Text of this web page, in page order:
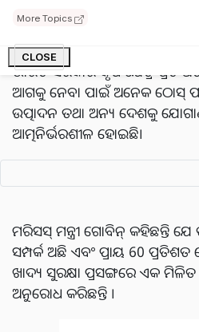
More Topics
CLOSE
ମଧ୍ୟ ଅଟେ ।
ତୋମାର କହିଛନ୍ତି ଯେ ପ୍ରଧାନମନ୍ତ୍ରୀ
ଭାରତ ସରକାର କୃଷି କ୍ଷେତ୍ର ପ୍ରତି
ଆଗକୁ ନେବା ପାଇଁ ଅନେକ ଠୋସ୍
ଉତ୍ପାଦନ ତଥା ଅନ୍ୟ ଦେଶକୁ
ଆତ୍ମନିର୍ଭରଶୀଳ ହୋଇଛି।
ମରିସସ୍ ମନ୍ତ୍ରୀ ଗୋବିନ୍ କହିଛନ୍ତି ଯେ
ସମ୍ପର୍କ ଅଛି ଏବଂ ପ୍ରାୟ 60
ଖାଦ୍ୟ ସୁରକ୍ଷା ପ୍ରସଙ୍ଗରେ ଏକ
ଅନୁରୋଧ କରିଛନ୍ତି ।